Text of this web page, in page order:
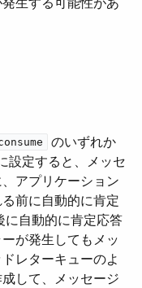
​ のいずれか
設定すると、メッセ
アプリケーション
前に自動的に肯定
に自動的に肯定応答
が発生してもメッ
レターキューのよ
して、メッセージ